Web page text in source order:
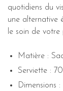
quotidiens du
une alternative
le soin de votre
Matière :
Serviette :
Dimensions